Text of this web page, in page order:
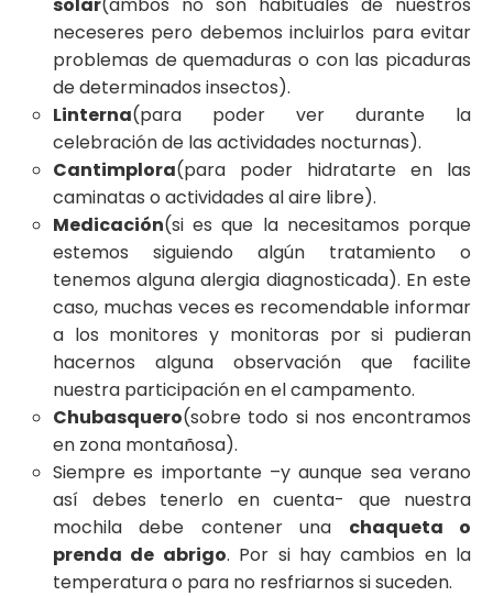
neceseres pero debemos incluirlos para evitar
problemas de quemaduras o con las picaduras
de determinados insectos).
Linterna(para poder ver durante la
celebración de las actividades nocturnas).
Cantimplora(para poder hidratarte en las
caminatas o actividades al aire libre).
Medicación(si es que la necesitamos porque
estemos siguiendo algún tratamiento o
tenemos alguna alergia diagnosticada). En este
caso, muchas veces es recomendable informar
a los monitores y monitoras por si pudieran
hacernos alguna observación que facilite
nuestra participación en el campamento.
Chubasquero(sobre todo si nos encontramos
en zona montañosa).
Siempre es importante –y aunque sea verano
así debes tenerlo en cuenta- que nuestra
mochila debe contener una chaqueta o
prenda de abrigo. Por si hay cambios en la
temperatura o para no resfriarnos si suceden.